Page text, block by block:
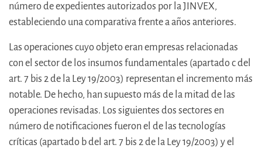
número de expedientes autorizados por la JINVEX,
estableciendo una comparativa frente a años anteriores.
Las operaciones cuyo objeto eran empresas relacionadas
con el sector de los insumos fundamentales (apartado c del
art. 7 bis 2 de la Ley 19/2003) representan el incremento más
notable. De hecho, han supuesto más de la mitad de las
operaciones revisadas. Los siguientes dos sectores en
número de notificaciones fueron el de las tecnologías
críticas (apartado b del art. 7 bis 2 de la Ley 19/2003) y el